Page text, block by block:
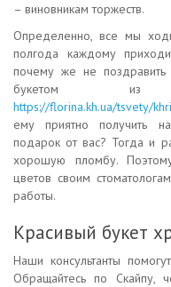
– виновникам торжеств.
Определенно, все мы
полгода каждому
почему же не поздравить
букетом из
https://florina.kh.ua/tsvety/
ему приятно получить
подарок от вас? Тогда и
хорошую пломбу.
цветов своим
работы.
Красивый букет
Наши консультанты
Обращайтесь по Скайпу,